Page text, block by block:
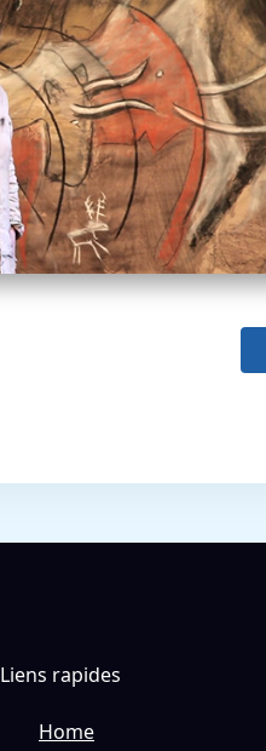
Liens rapides
Home